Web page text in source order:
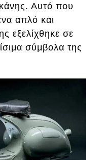
Αυτό που
απλό και
εξελίχθηκε σε
σύμβολα της